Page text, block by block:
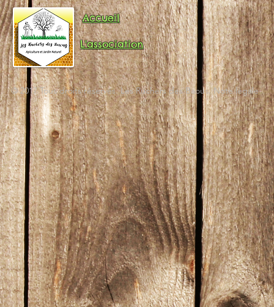
Accueil
L'association
© 2017 Tous droits réservés. Les Ruchers des Baous. Note légale